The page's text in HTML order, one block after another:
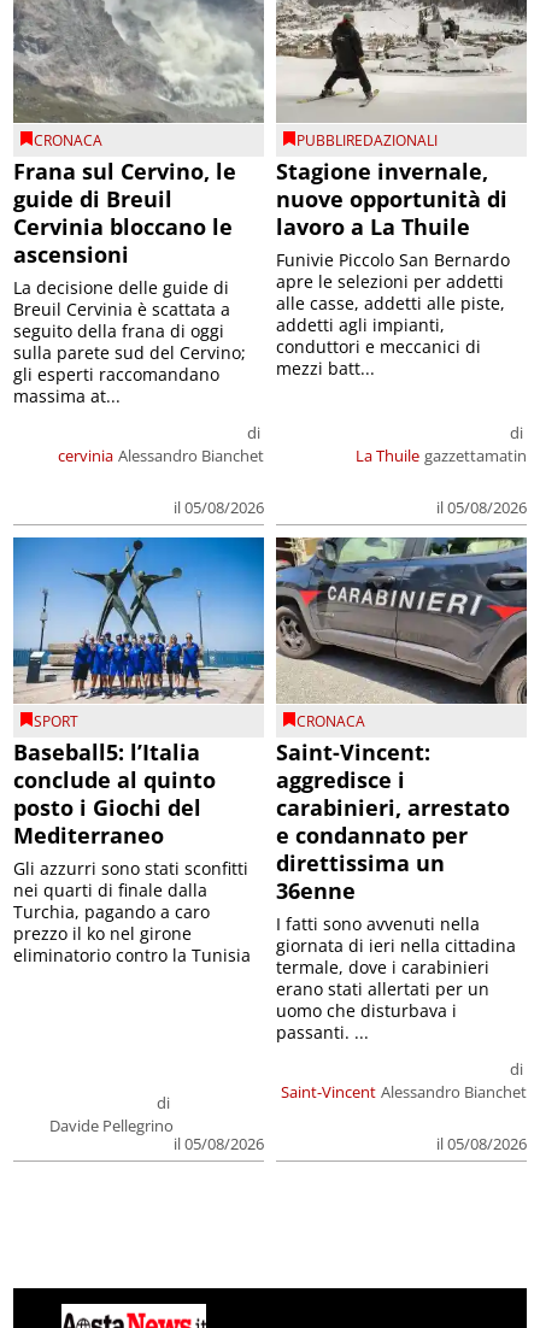
CRONACA
Frana sul Cervino, le
guide di Breuil
Cervinia bloccano le
ascensioni
cervinia
di
Alessandro Bianchet
il 05/08/2026
La decisione delle guide di
Breuil Cervinia è scattata a
seguito della frana di oggi
sulla parete sud del Cervino;
gli esperti raccomandano
massima at...
PUBBLIREDAZIONALI
Stagione invernale,
nuove opportunità di
lavoro a La Thuile
La Thuile
di
gazzettamatin
il 05/08/2026
Funivie Piccolo San Bernardo
apre le selezioni per addetti
alle casse, addetti alle piste,
addetti agli impianti,
conduttori e meccanici di
mezzi batt...
SPORT
Baseball5: l’Italia
conclude al quinto
posto i Giochi del
Mediterraneo
di
Davide Pellegrino
il 05/08/2026
Gli azzurri sono stati sconfitti
nei quarti di finale dalla
Turchia, pagando a caro
prezzo il ko nel girone
eliminatorio contro la Tunisia
CRONACA
Saint-Vincent:
aggredisce i
carabinieri, arrestato
e condannato per
direttissima un
36enne
Saint-Vincent
di
Alessandro Bianchet
il 05/08/2026
I fatti sono avvenuti nella
giornata di ieri nella cittadina
termale, dove i carabinieri
erano stati allertati per un
uomo che disturbava i
passanti. ...